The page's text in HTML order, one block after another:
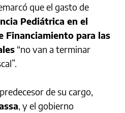
que el gasto de
Pediátrica en el
Financiamiento para las
“no van a terminar
de su cargo,
, y el gobierno